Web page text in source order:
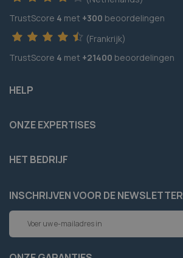
TrustScore 4 met +300 beoordelingen
(Frankrijk)
TrustScore 4 met +21400 beoordelingen
HELP
ONZE EXPERTISES
HET BEDRIJF
INSCHRIJVEN VOOR DE NEWSLETTER
Abonneer
op
onze